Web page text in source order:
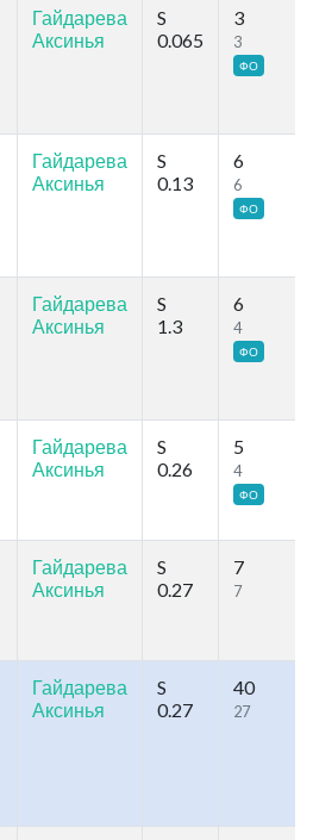
Гайдарева
Аксинья
S
0.065
3
3
ФО
Гайдарева
Аксинья
S
0.13
6
6
ФО
Гайдарева
Аксинья
S
1.3
6
4
ФО
Гайдарева
Аксинья
S
0.26
5
4
ФО
Гайдарева
Аксинья
S
0.27
7
7
Гайдарева
Аксинья
S
0.27
40
27